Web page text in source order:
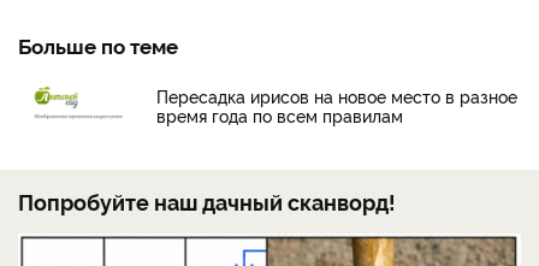
Больше по теме
Пересадка ирисов на новое место в разное
время года по всем правилам
Попробуйте наш дачный сканворд!